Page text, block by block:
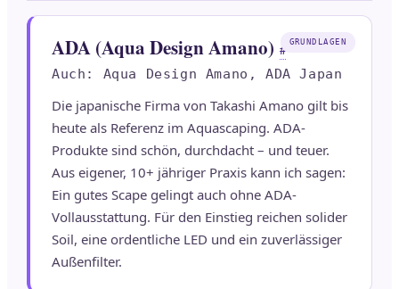
ADA (Aqua Design Amano) #
Auch: Aqua Design Amano, ADA Japan
Die japanische Firma von Takashi Amano gilt bis
heute als Referenz im Aquascaping. ADA-
Produkte sind schön, durchdacht – und teuer.
Aus eigener, 10+ jähriger Praxis kann ich sagen:
Ein gutes Scape gelingt auch ohne ADA-
Vollausstattung. Für den Einstieg reichen solider
Soil, eine ordentliche LED und ein zuverlässiger
Außenfilter.
GRUNDLAGEN